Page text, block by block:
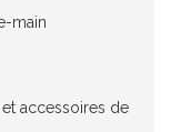
main
accessoires de